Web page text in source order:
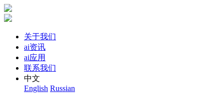
关于我们
ai资讯
ai应用
联系我们
中文
English Russian